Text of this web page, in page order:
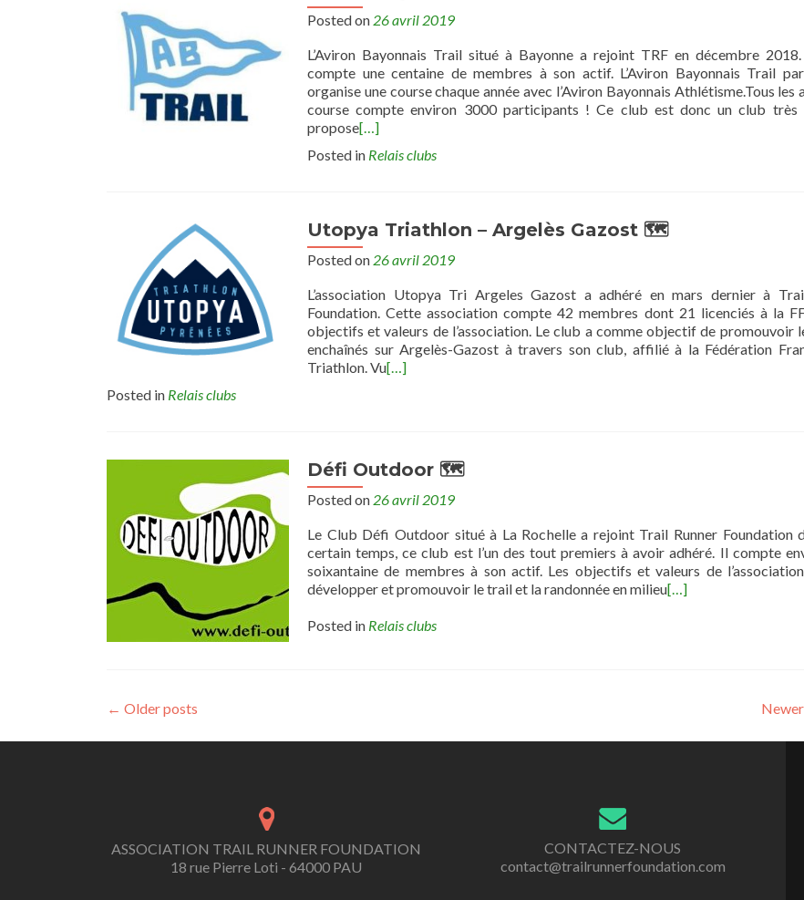
Posted on 26 avril 2019
L’Aviron Bayonnais Trail situé à Bayonne a rejoint TRF en décembre
compte une centaine de membres à son actif. L’Aviron Bayonnais Trail
organise une course chaque année avec l’Aviron Bayonnais Athlétisme.Tous les
course compte environ 3000 participants ! Ce club est donc un club
propose[…]
Posted in Relais clubs
Utopya Triathlon – Argelès Gazost 🗺
Posted on 26 avril 2019
L’association Utopya Tri Argeles Gazost a adhéré en mars dernier à
Foundation. Cette association compte 42 membres dont 21 licenciés à la
objectifs et valeurs de l’association. Le club a comme objectif de promouvoir
enchaînés sur Argelès-Gazost à travers son club, affilié à la Fédération
Triathlon. Vu[…]
Posted in Relais clubs
Défi Outdoor 🗺
Posted on 26 avril 2019
Le Club Défi Outdoor situé à La Rochelle a rejoint Trail Runner Foundation
certain temps, ce club est l’un des tout premiers à avoir adhéré. Il compte
soixantaine de membres à son actif. Les objectifs et valeurs de
développer et promouvoir le trail et la randonnée en milieu[…]
Posted in Relais clubs
Posts
navigation
← Older posts
ASSOCIATION TRAIL RUNNER FOUNDATION
18 rue Pierre Loti - 64000 PAU
CONTACTEZ-NOUS
contact@trailrunnerfoundation.com